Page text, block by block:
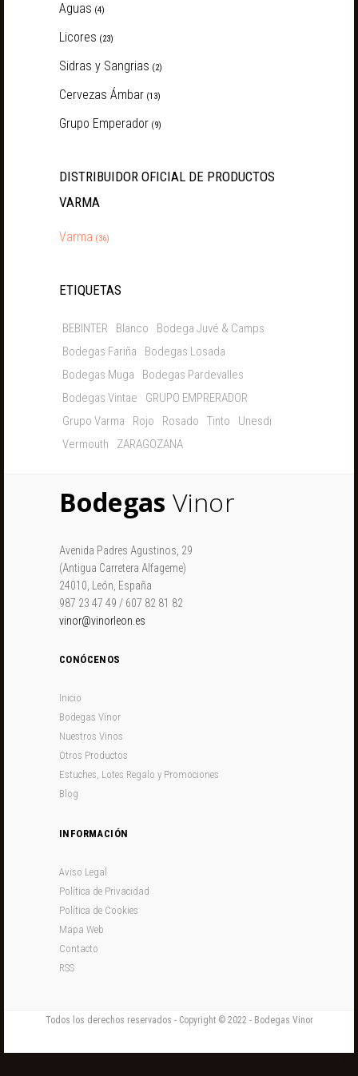
Aguas (4)
Licores (23)
Sidras y Sangrias (2)
Cervezas Ámbar (13)
Grupo Emperador (9)
DISTRIBUIDOR OFICIAL DE PRODUCTOS
VARMA
Varma (36)
ETIQUETAS
BEBINTER Blanco
Bodega Juvé & Camps
Bodegas Fariña
Bodegas Losada
Bodegas Muga
Bodegas Pardevalles
Bodegas Vintae
GRUPO EMPRERADOR
Grupo Varma
Rojo Rosado Tinto
Unesdi
Vermouth
ZARAGOZANA
Bodegas Vinor
Avenida Padres Agustinos, 29
(Antigua Carretera Alfageme)
24010, León, España
987 23 47 49 / 607 82 81 82
vinor@vinorleon.es
CONÓCENOS
Inicio
Bodegas Vinor
Nuestros Vinos
Otros Productos
Estuches, Lotes Regalo y Promociones
Blog
INFORMACIÓN
Aviso Legal
Política de Privacidad
Política de Cookies
Mapa Web
Contacto
RSS
Todos los derechos reservados - Copyright © 2022 - Bodegas Vinor